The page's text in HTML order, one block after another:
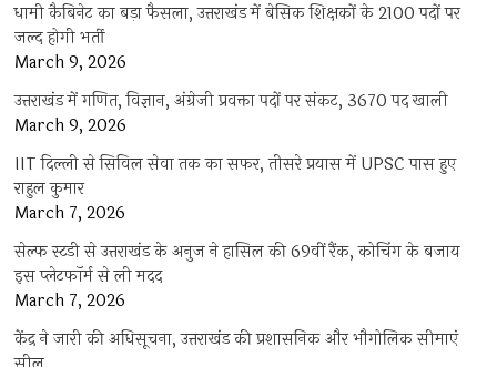
धामी कैबिनेट का बड़ा फैसला, उत्तराखंड में बेसिक शिक्षकों के 2100 पदों पर
जल्द होगी भर्ती
March 9, 2026
उत्तराखंड में गणित, विज्ञान, अंग्रेजी प्रवक्ता पदों पर संकट, 3670 पद खाली
March 9, 2026
IIT दिल्ली से सिविल सेवा तक का सफर, तीसरे प्रयास में UPSC पास हुए
राहुल कुमार
March 7, 2026
सेल्फ स्टडी से उत्तराखंड के अनुज ने हासिल की 69वीं रैंक, कोचिंग के बजाय
इस प्लेटफॉर्म से ली मदद
March 7, 2026
केंद्र ने जारी की अधिसूचना, उत्तराखंड की प्रशासनिक और भौगोलिक सीमाएं